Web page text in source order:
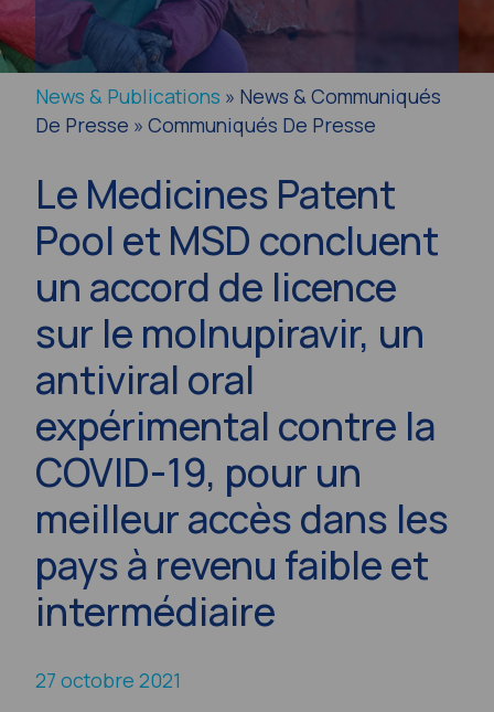
News & Publications » News & Communiqués
De Presse » Communiqués De Presse
Le Medicines Patent
Pool et MSD concluent
un accord de licence
sur le molnupiravir, un
antiviral oral
expérimental contre la
COVID-19, pour un
meilleur accès dans les
pays à revenu faible et
intermédiaire
27 octobre 2021